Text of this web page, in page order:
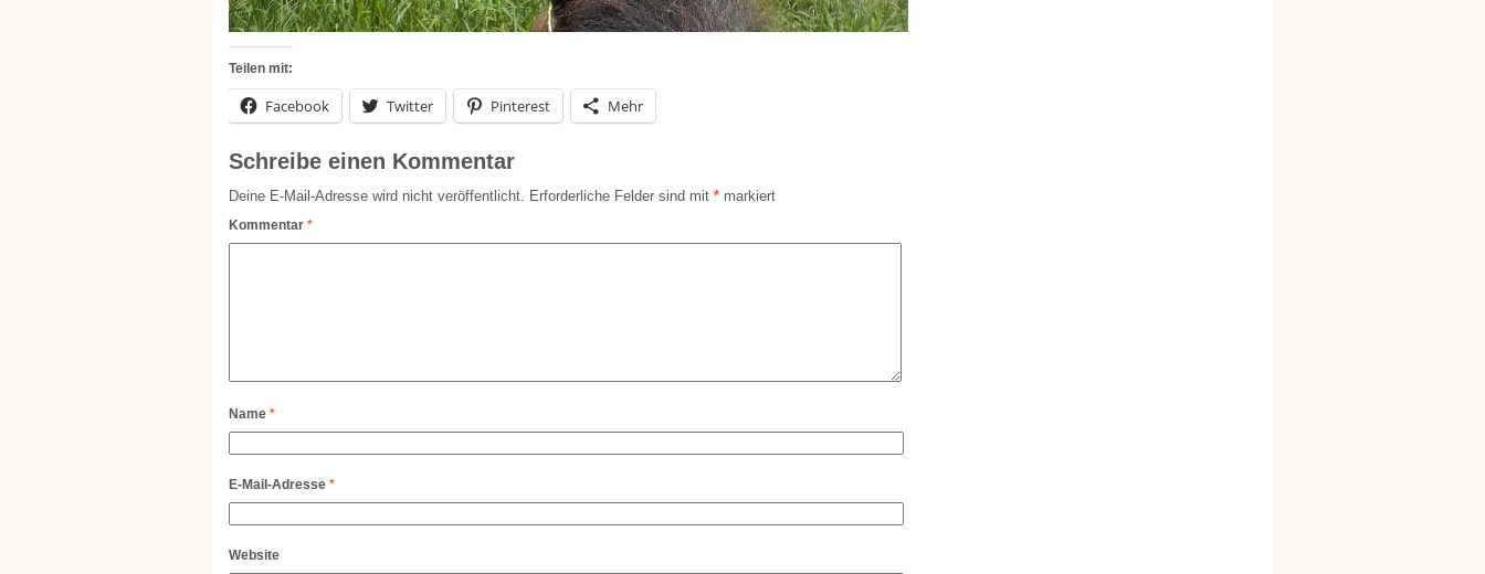
Teilen mit:
Facebook Twitter Pinterest Mehr
Schreibe einen Kommentar
Deine E-Mail-Adresse wird nicht veröffentlicht. Erforderliche Felder sind mit * markiert
Kommentar *
Name *
E-Mail-Adresse *
Website